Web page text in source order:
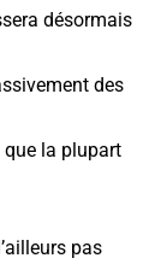
désormais
des
que la plupart
pas